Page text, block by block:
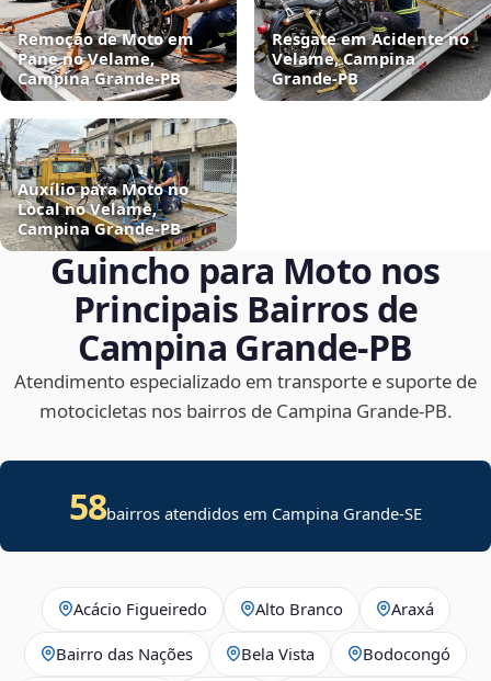
Remoção de Moto em
Pane no Velame,
Campina Grande‑PB
Resgate em Acidente no
Velame, Campina
Grande‑PB
Auxílio para Moto no
Local no Velame,
Campina Grande‑PB
Guincho para Moto nos
Principais Bairros de
Campina Grande‑PB
Atendimento especializado em transporte e suporte de
motocicletas nos bairros de Campina Grande‑PB.
58bairros atendidos em Campina Grande-SE
Acácio Figueiredo Alto Branco Araxá
Bairro das Nações Bela Vista Bodocongó